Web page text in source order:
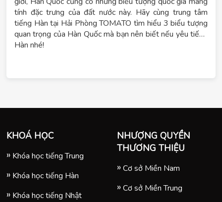
tính đặc trưng của đất nước này. Hãy cùng trung tâm
tiếng Hàn tại Hải Phòng TOMATO tìm hiểu 3 biểu tượng
quan trọng của Hàn Quốc mà bạn nên biết nếu yêu tiếng
Hàn nhé!
KHOÁ HỌC
Khóa học tiếng Trung
Khóa học tiếng Hàn
Khóa học tiếng Nhật
NHƯỢNG QUYỀN
THƯƠNG THIỆU
Cơ sở Miền Nam
Cơ sở Miền Trung